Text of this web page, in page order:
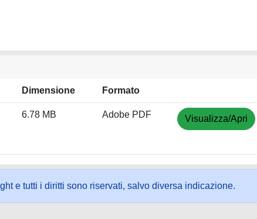
Dimensione Formato
6.78 MB Adobe PDF Visualizza/Apri
e tutti i diritti sono riservati, salvo diversa indicazione.